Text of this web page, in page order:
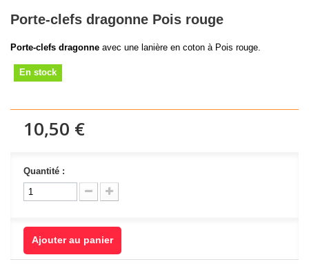
Porte-clefs dragonne Pois rouge
Porte-clefs dragonne avec une lanière en coton à Pois rouge.
En stock
10,50 €
Quantité :
Ajouter au panier